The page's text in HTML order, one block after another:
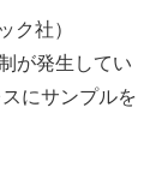
ク社）
が発生してい
にサンプルを